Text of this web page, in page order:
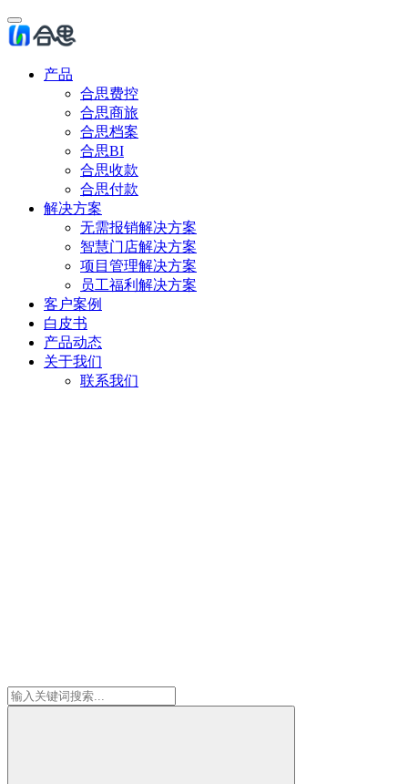
产品
合思费控
合思商旅
合思档案
合思BI
合思收款
合思付款
解决方案
无需报销解决方案
智慧门店解决方案
项目管理解决方案
员工福利解决方案
客户案例
白皮书
产品动态
关于我们
联系我们